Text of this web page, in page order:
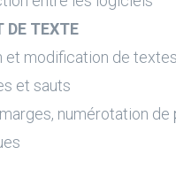
DE TEXTE
et modification de
et sauts
numérotation de